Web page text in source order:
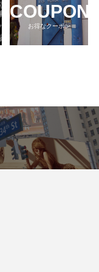
COUPON
お得なクーポン